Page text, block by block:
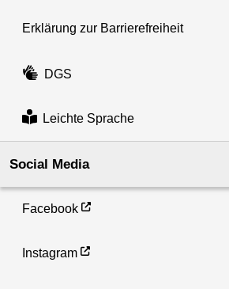
Erklärung zur Barrierefreiheit
DGS
Leichte Sprache
Social Media
Facebook
Instagram